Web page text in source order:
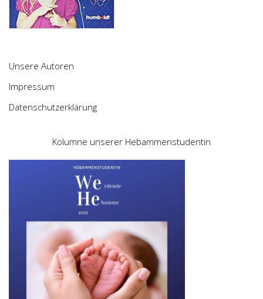
Unsere Autoren
Impressum
Datenschutzerklärung
Kolumne unserer Hebammenstudentin